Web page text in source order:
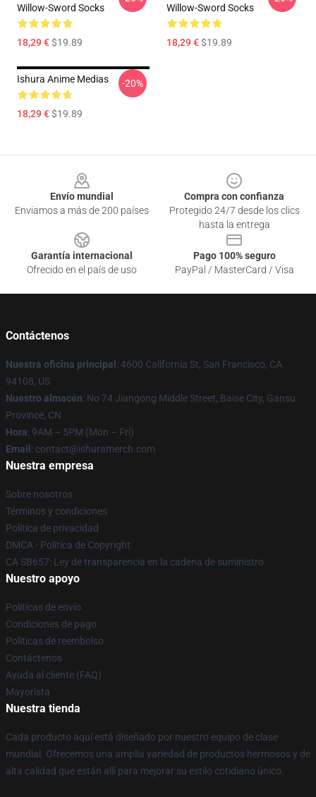
Willow-Sword Socks
18,29 €$19.89
Willow-Sword Socks
18,29 €$19.89
Ishura Anime Medias
18,29 €$19.89
-20%
Envío mundial
Enviamos a más de 200 países
Compra con confianza
Protegido 24/7 desde los clics
hasta la entrega
Garantía internacional
Ofrecido en el país de uso
Pago 100% seguro
PayPal / MasterCard / Visa
Contáctenos
Nuestra oficina principal : 4600 California St, San Francisco, CA
94108, US
Nuestro almacén: No 74 Jiangong Middle Street, Baise City, Gansu
Province, CN
Hora: 9AM – 5PM (Mon – Fri)
Email : contact@ishuramerch.com
Nuestra empresa
Sobre nosotros
Términos y condiciones
Política de privacidad
DMCA - Política de Copyright
CA SB657: Ley de transparencia en la cadena de suministro
Nuestro apoyo
Políticas de envío
Condiciones de pago
Políticas de reembolso
Contáctenos
Ayuda al cliente (FAQ)
Mayorista
Nuestra tienda
Cada producto aquí está diseñado por nuestro equipo de clase
mundial. Ofrecemos una amplia variedad de productos hermosos y de
alta calidad que están allí para mejorar su estilo cotidiano único.